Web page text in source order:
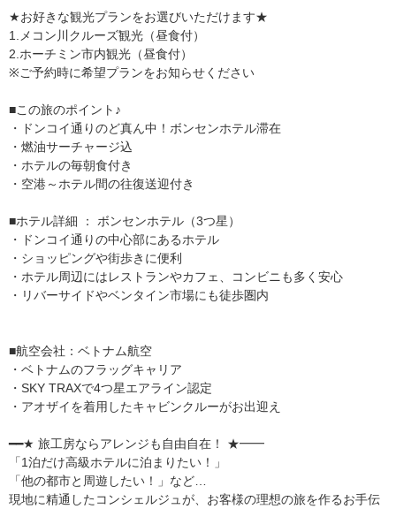
★お好きな観光プランをお選びいただけます★
1.メコン川クルーズ観光（昼食付）
2.ホーチミン市内観光（昼食付）
※ご予約時に希望プランをお知らせください
■この旅のポイント♪
・ドンコイ通りのど真ん中！ボンセンホテル滞在
・燃油サーチャージ込
・ホテルの毎朝食付き
・空港～ホテル間の往復送迎付き
■ホテル詳細 ： ボンセンホテル（3つ星）
・ドンコイ通りの中心部にあるホテル
・ショッピングや街歩きに便利
・ホテル周辺にはレストランやカフェ、コンビニも多く安心
・リバーサイドやベンタイン市場にも徒歩圏内
■航空会社：ベトナム航空
・ベトナムのフラッグキャリア
・SKY TRAXで4つ星エアライン認定
・アオザイを着用したキャビンクルーがお出迎え
━━★ 旅工房ならアレンジも自由自在！ ★━━
「1泊だけ高級ホテルに泊まりたい！」
「他の都市と周遊したい！」など…
現地に精通したコンシェルジュが、お客様の理想の旅を作るお手伝